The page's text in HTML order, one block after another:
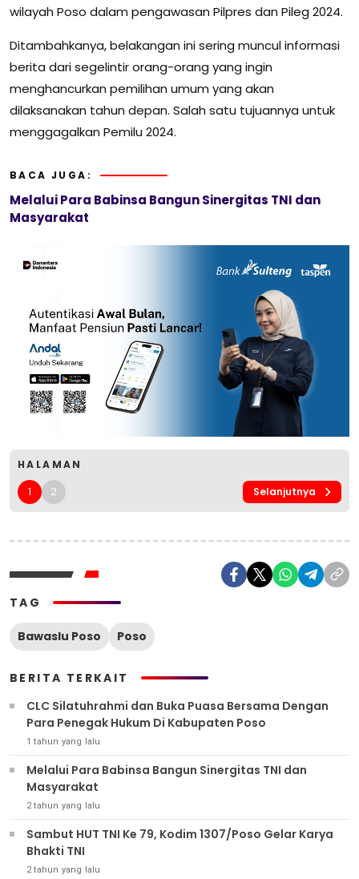
wilayah Poso dalam pengawasan Pilpres dan Pileg 2024.
Ditambahkanya, belakangan ini sering muncul informasi
berita dari segelintir orang-orang yang ingin
menghancurkan pemilihan umum yang akan
dilaksanakan tahun depan. Salah satu tujuannya untuk
menggagalkan Pemilu 2024.
BACA JUGA:
Melalui Para Babinsa Bangun Sinergitas TNI dan
Masyarakat
HALAMAN
1 2 Selanjutnya
TAG
Bawaslu Poso Poso
BERITA TERKAIT
CLC Silatuhrahmi dan Buka Puasa Bersama Dengan
Para Penegak Hukum Di Kabupaten Poso
1 tahun yang lalu
Melalui Para Babinsa Bangun Sinergitas TNI dan
Masyarakat
2 tahun yang lalu
Sambut HUT TNI Ke 79, Kodim 1307/Poso Gelar Karya
Bhakti TNI
2 tahun yang lalu